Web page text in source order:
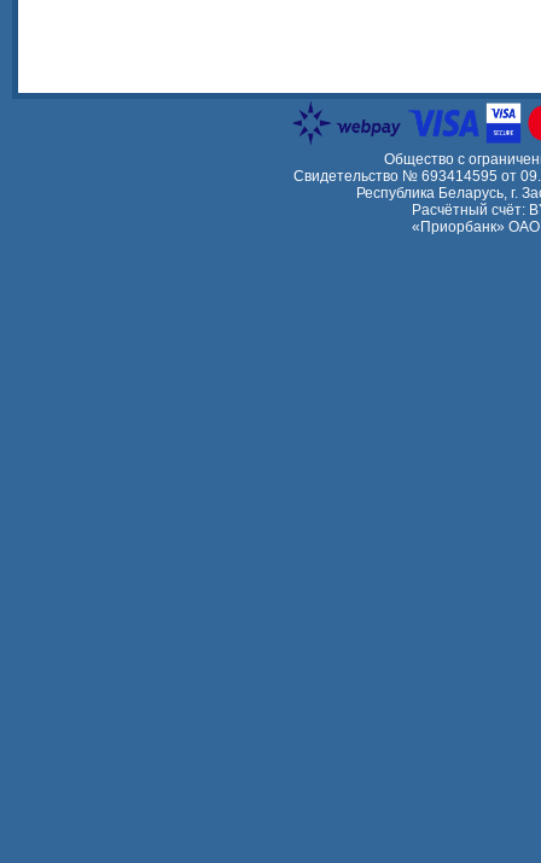
Общество с
Свидетельство № 693414595 от
Республика Беларусь, г.
Расчётный счёт:
«Приорбанк» ОАО